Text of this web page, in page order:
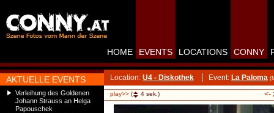
AKTUELLE EVENTS
Verleihung des Goldenen
Johann Strauss an Helga
Papouschek
HOME EVENTS LOCATIONS CONNY
Location: U4 - Diskothek Event: La Paloma
play>> ( 4 sek.) <-